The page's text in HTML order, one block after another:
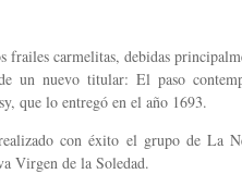
frailes carmelitas, debidas
un nuevo titular: El paso
que lo entregó en el año 1693.
con éxito el grupo de La
Virgen de la Soledad.